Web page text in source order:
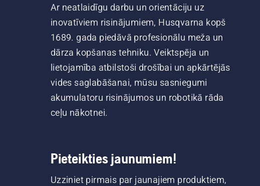
Ar neatlaidīgu darbu un orientāciju uz
inovatīviem risinājumiem, Husqvarna kopš
1689. gada piedāvā profesionālu meža un
dārza kopšanas tehniku. Veiktspēja un
lietojamība atbilstoši drošībai un apkārtējās
vides saglabāšanai, mūsu sasniegumi
akumulatoru risinājumos un robotikā rāda
ceļu nākotnei.
Pieteikties jaunumiem!
Uzziniet pirmais par jaunajiem produktiem,